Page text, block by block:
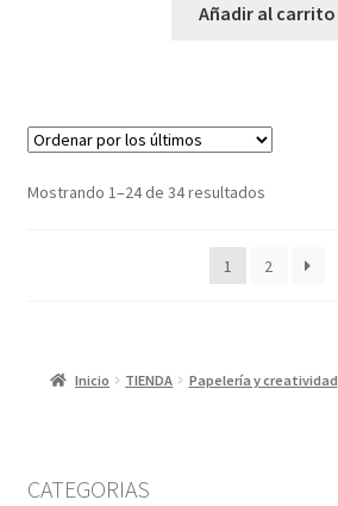
Añadir al carrito
Mostrando 1–24 de 34 resultadosOrdenado
últimos
1 2
Inicio TIENDA Papelería y creatividad
CATEGORIAS